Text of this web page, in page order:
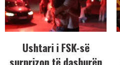
Ushtari i FSK-së
surprizon të dashurën